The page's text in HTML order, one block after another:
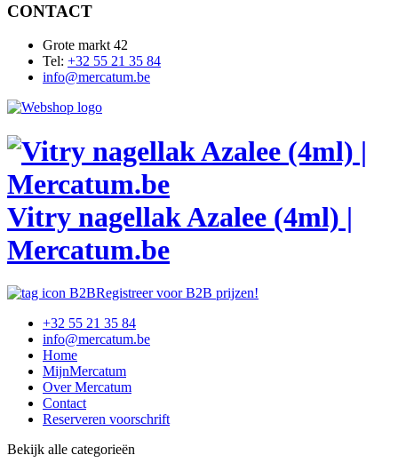
CONTACT
Grote markt 42
Tel: +32 55 21 35 84
info@mercatum.be
Vitry nagellak Azalee (4ml) |
Mercatum.be
Registreer voor B2B prijzen!
+32 55 21 35 84
info@mercatum.be
Home
MijnMercatum
Over Mercatum
Contact
Reserveren voorschrift
Bekijk alle categorieën